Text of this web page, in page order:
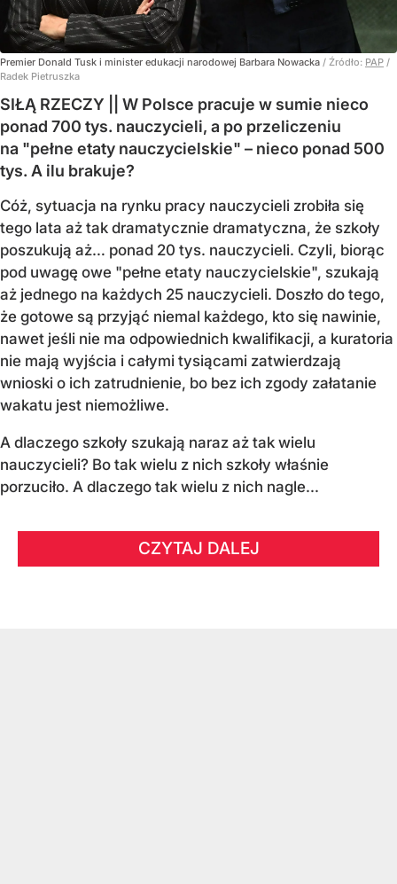
Premier Donald Tusk i minister edukacji narodowej Barbara Nowacka / Źródło: PAP /
Radek Pietruszka
SIŁĄ RZECZY || W Polsce pracuje w sumie nieco
ponad 700 tys. nauczycieli, a po przeliczeniu
na "pełne etaty nauczycielskie" – nieco ponad 500
tys. A ilu brakuje?
Cóż, sytuacja na rynku pracy nauczycieli zrobiła się
tego lata aż tak dramatycznie dramatyczna, że szkoły
poszukują aż… ponad 20 tys. nauczycieli. Czyli, biorąc
pod uwagę owe "pełne etaty nauczycielskie", szukają
aż jednego na każdych 25 nauczycieli. Doszło do tego,
że gotowe są przyjąć niemal każdego, kto się nawinie,
nawet jeśli nie ma odpowiednich kwalifikacji, a kuratoria
nie mają wyjścia i całymi tysiącami zatwierdzają
wnioski o ich zatrudnienie, bo bez ich zgody załatanie
wakatu jest niemożliwe.
A dlaczego szkoły szukają naraz aż tak wielu
nauczycieli? Bo tak wielu z nich szkoły właśnie
porzuciło. A dlaczego tak wielu z nich nagle...
CZYTAJ DALEJ